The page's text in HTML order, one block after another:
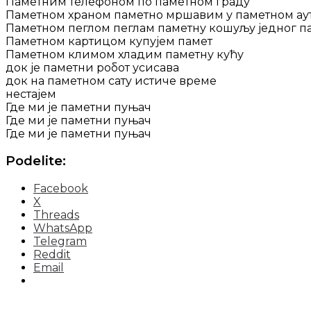
Паметном храном паметно мршавим у паметном
Паметном пеглом пеглам паметну кошуљу једног
Паметном картицом купујем памет
Паметном климом хладим паметну кућу
док је паметни робот усисава
док на паметном сату истиче време
нестајем
Где ми је паметни пуњач
Где ми је паметни пуњач
Где ми је паметни пуњач
Podelite:
Facebook
X
Threads
WhatsApp
Telegram
Reddit
Email